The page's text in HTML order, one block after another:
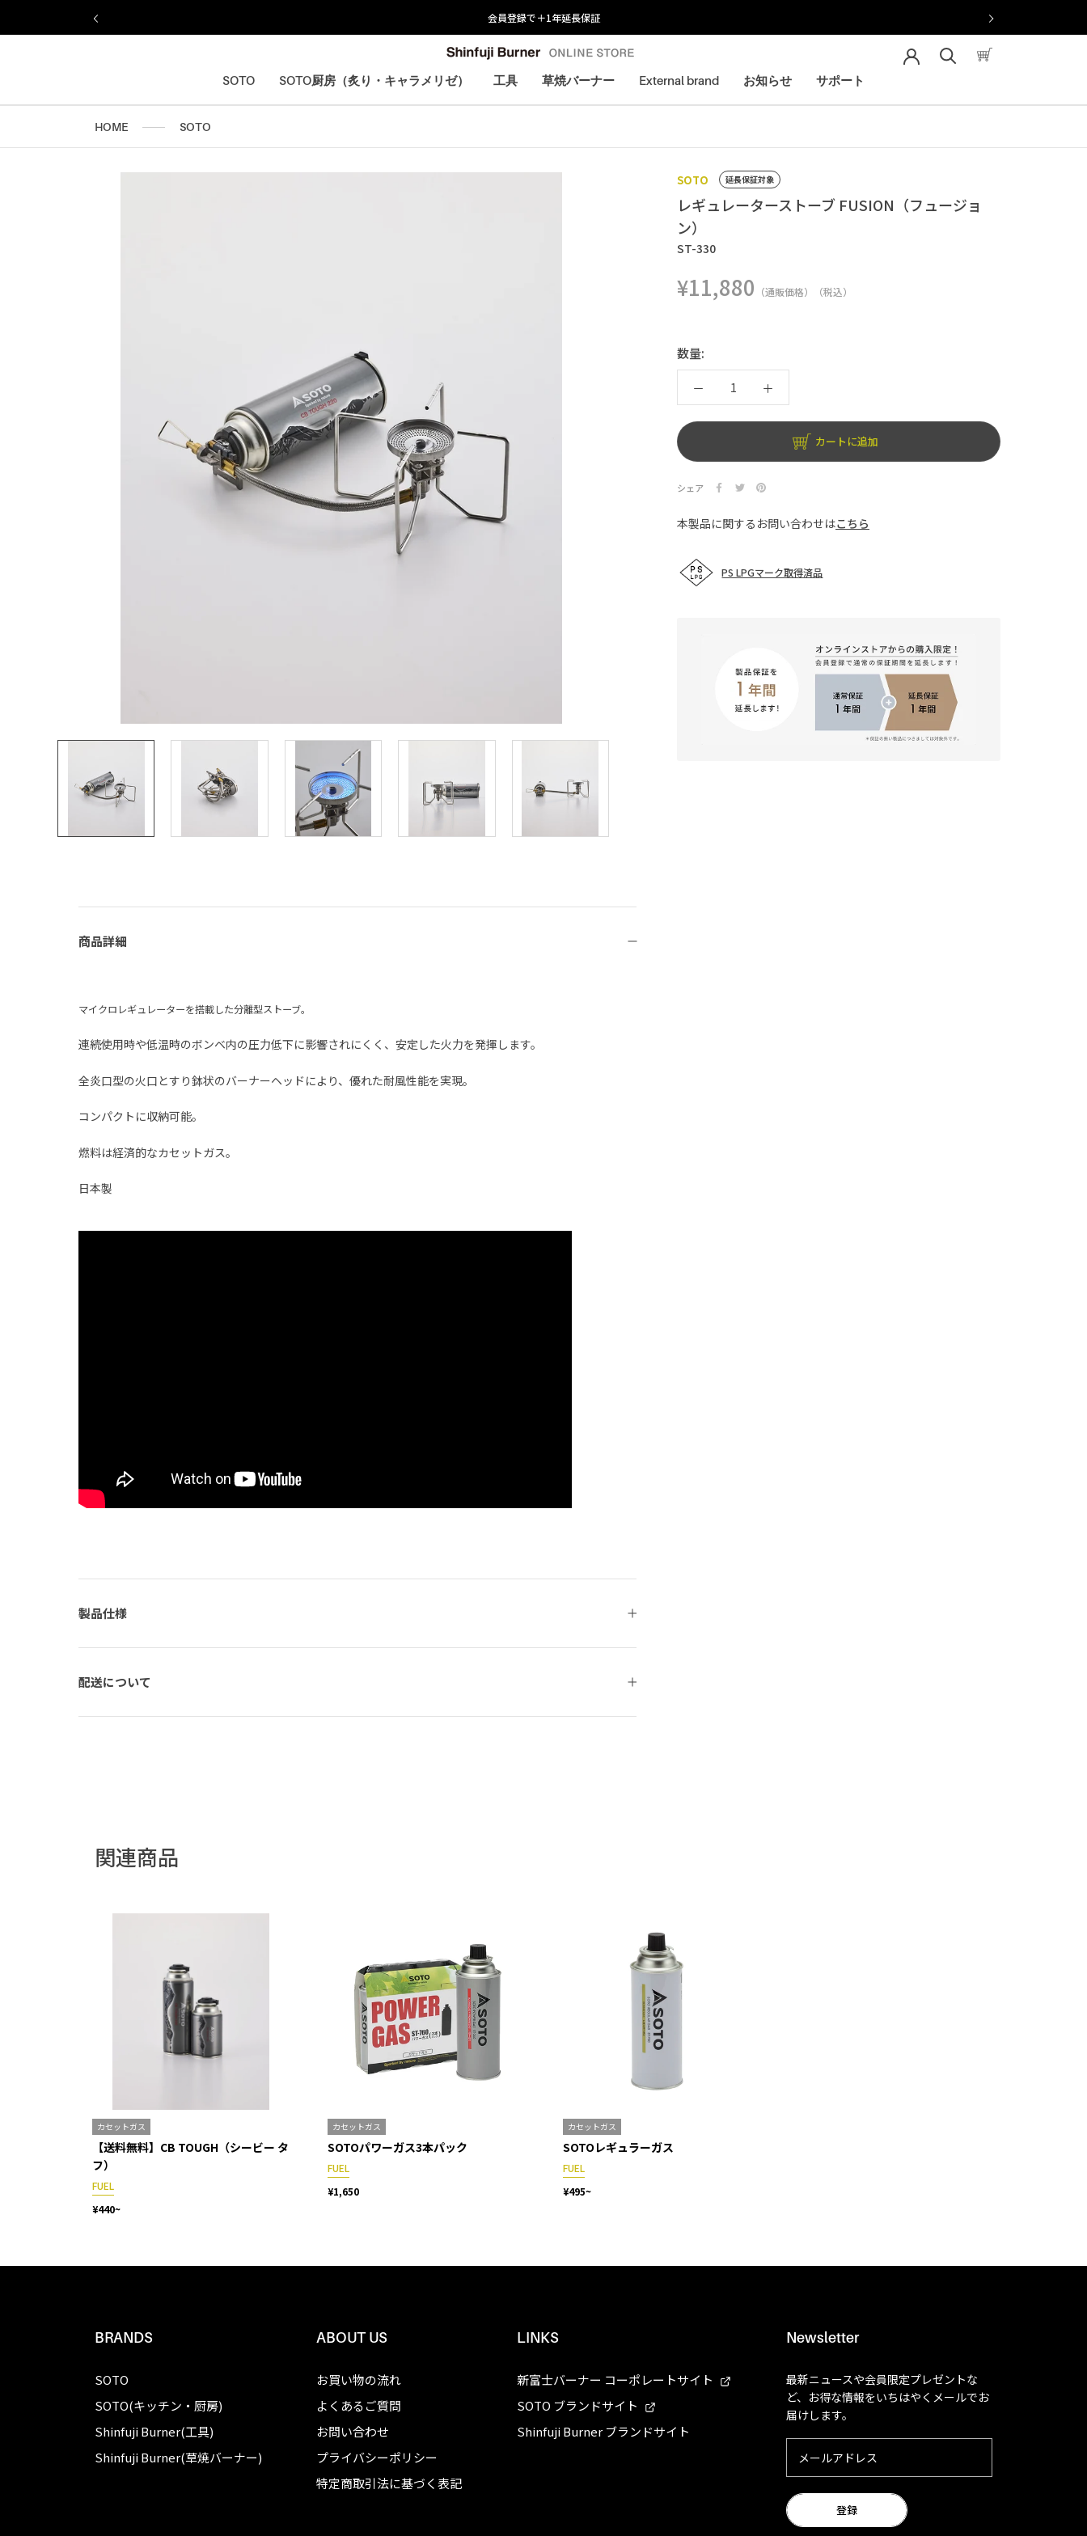
テ
会員登録で＋1年延長保証
SOTO SOTO厨房（炙り・キャラメリゼ） 工具 草焼バーナー External brand お知らせ サポート
HOME SOTO
SOTO 延長保証対象
レギュレーターストーブ FUSION（フュージョ
ン）
ST-330
¥11,880 （通販価格）（税込）
数量:
カートに追加
シェア
本製品に関するお問い合わせはこちら
PS LPGマーク取得済品
商品詳細
マイクロレギュレーターを搭載した分離型ストーブ。
連続使用時や低温時のボンベ内の圧力低下に影響されにくく、安定した火力を発揮します。
全炎口型の火口とすり鉢状のバーナーヘッドにより、優れた耐風性能を実現。
コンパクトに収納可能。
燃料は経済的なカセットガス。
日本製
製品仕様
配送について
関連商品
カセットガス
【送料無料】CB TOUGH（シービー タ
フ）
FUEL
¥440~
カセットガス
SOTOパワーガス3本パック
FUEL
¥1,650
カセットガス
SOTOレギュラーガス
FUEL
¥495~
BRANDS
SOTO
SOTO(キッチン・厨房)
Shinfuji Burner(工具)
Shinfuji Burner(草焼バーナー)
ABOUT US
お買い物の流れ
よくあるご質問
お問い合わせ
プライバシーポリシー
特定商取引法に基づく表記
LINKS
新富士バーナー コーポレートサイト
SOTO ブランドサイト
Shinfuji Burner ブランドサイト
Newsletter
最新ニュースや会員限定プレゼントな
ど、お得な情報をいちはやくメールでお
届けします。
登録